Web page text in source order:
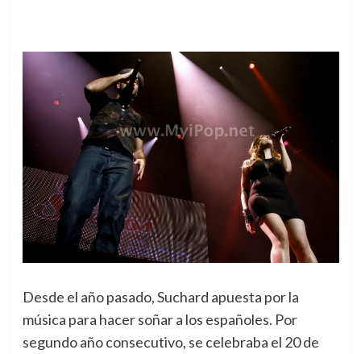
Desde el año pasado, Suchard apuesta por la
música para hacer soñar a los españoles. Por
segundo año consecutivo, se celebraba el 20 de